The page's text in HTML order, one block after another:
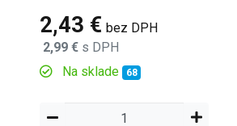
2,43 € bez DPH
2,99 € s DPH
Na sklade
68